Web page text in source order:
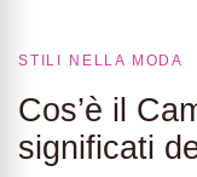
STILI NELLA MODA
Cos’è il
significati